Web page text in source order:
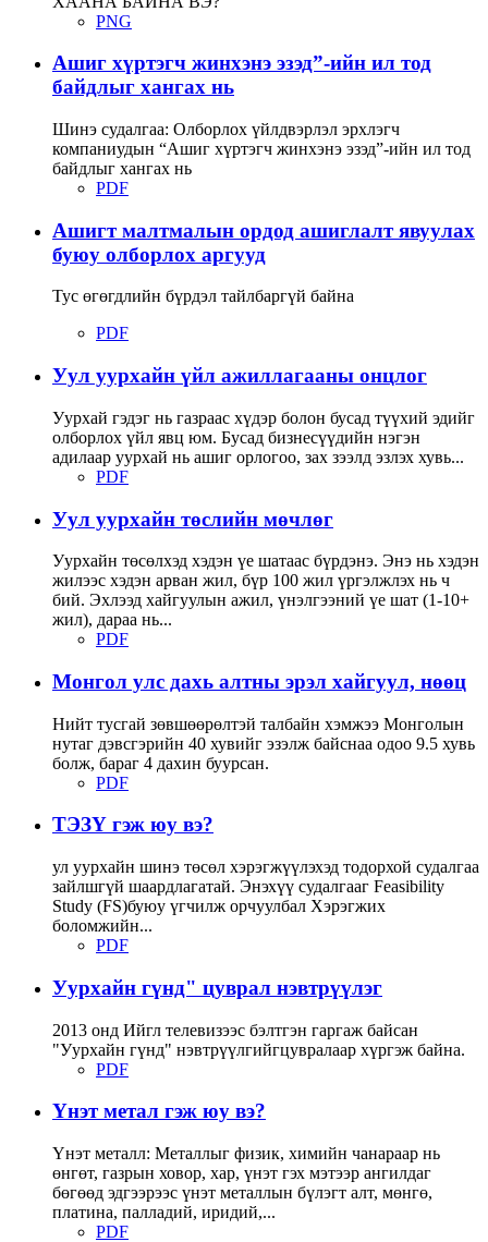
PNG
Ашиг хүртэгч жинхэнэ эзэд”-ийн ил тод
байдлыг хангах нь
Шинэ судалгаа: Олборлох үйлдвэрлэл эрхлэгч
компаниудын “Ашиг хүртэгч жинхэнэ эзэд”-ийн ил тод
байдлыг хангах нь
PDF
Ашигт малтмалын ордод ашиглалт явуулах
буюу олборлох аргууд
Тус өгөгдлийн бүрдэл тайлбаргүй байна
PDF
Уул уурхайн үйл ажиллагааны онцлог
Уурхай гэдэг нь газраас хүдэр болон бусад түүхий эдийг
олборлох үйл явц юм. Бусад бизнесүүдийн нэгэн
адилаар уурхай нь ашиг орлогоо, зах зээлд эзлэх хувь...
PDF
Уул уурхайн төслийн мөчлөг
Уурхайн төсөлхэд хэдэн үе шатаас бүрдэнэ. Энэ нь хэдэн
жилээс хэдэн арван жил, бүр 100 жил үргэлжлэх нь ч
бий. Эхлээд хайгуулын ажил, үнэлгээний үе шат (1-10+
жил), дараа нь...
PDF
Монгол улс дахь алтны эрэл хайгуул, нөөц
Нийт тусгай зөвшөөрөлтэй талбайн хэмжээ Монголын
нутаг дэвсгэрийн 40 хувийг эзэлж байснаа одоо 9.5 хувь
болж, бараг 4 дахин буурсан.
PDF
ТЭЗҮ гэж юу вэ?
ул уурхайн шинэ төсөл хэрэгжүүлэхэд тодорхой судалгаа
зайлшгүй шаардлагатай. Энэхүү судалгааг Feasibility
Study (FS)буюу үгчилж орчуулбал Хэрэгжих
боломжийн...
PDF
Уурхайн гүнд" цуврал нэвтрүүлэг
2013 онд Ийгл телевизээс бэлтгэн гаргаж байсан
"Уурхайн гүнд" нэвтрүүлгийгцувралаар хүргэж байна.
PDF
Үнэт метал гэж юу вэ?
Үнэт металл: Металлыг физик, химийн чанараар нь
өнгөт, газрын ховор, хар, үнэт гэх мэтээр ангилдаг
бөгөөд эдгээрээс үнэт металлын бүлэгт алт, мөнгө,
платина, палладий, иридий,...
PDF